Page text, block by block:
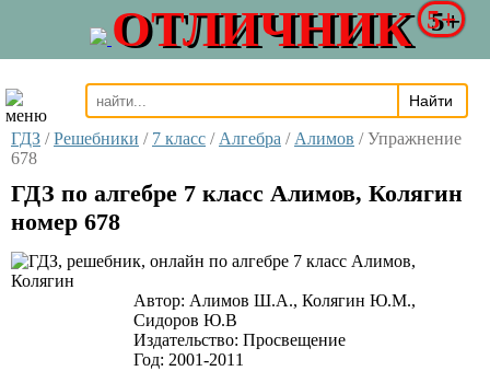
ОТЛИЧНИК 5+
ГДЗ / Решебники / 7 класс / Алгебра / Алимов / Упражнение
678
ГДЗ по алгебре 7 класс Алимов, Колягин
номер 678
Автор: Алимов Ш.А., Колягин Ю.М.,
Сидоров Ю.В
Издательство: Просвещение
Год: 2001-2011